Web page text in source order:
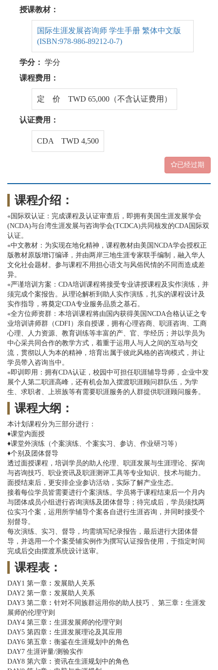
授课教材：
国际生涯发展咨询师 学生手册 繁体中文版
(ISBN:978-986-89212-0-7)
学分： 学分
课程费用：
定 价 TWD 65,000（不含认证费用）
认证费用：
CDA TWD 4,500
已经过期
课程介绍：
«国际双认证：完成课程及认证审查后，即拥有美国生涯发展学会
(NCDA)与台湾生涯发展与咨询学会(TCDCA)共同核发的CDA国际双
认证。
«中文教材：为实现在地化精神，课程教材由美国NCDA学会授权正
版教材原版增订编译，并由两岸三地生涯专家联手编制，融入华人
文化社会题材。参与课程不用担心语文与风俗民情的不同而造成差
异。
«严谨培训方案：CDA培训课程将接受专业讲授课程及实作演练，并
须完成个案报告。从理论解析到助人实作演练，扎实的课程设计及
实作指导，将奠定CDA专业服务品质之基石。
«全方位师资群：本培训课程将由国内获得美国NCDA合格认证之专
业培训讲师群（CDFI）亲自授课，拥有心理咨商、职涯咨询、工商
心理、人力资源、教育训练等丰富的产、官、学经历；并以学员为
中心采共同合作的教学方式，着重于运用人与人之间的互动与交
流，贯彻以人为本的精神，培育出属于彼此风格的咨询模式，并让
学员带入咨询当中。
«即训即用：拥有CDA认证，校园中可担任职涯辅导导师，企业中发
展个人第二职涯高峰，还有机会加入摆渡职涯顾问群队伍，为学
生、求职者、上班族等有需要职涯服务的人群提供职涯顾问服务。
课程大纲：
本计划课程分为三部分进行：
♦课堂内面授
♦课堂外演练（个案演练、个案实习、参访、作业研习等）
♦个别及团体督导
透过面授课程，培训学员的助人伦理、职涯发展与生涯理论、探询
与咨询技巧、职业资讯及职涯测评工具等专业知识、技术与能力。
面授结束后，更安排企业参访活动，实际了解产业生态。
接着每位学员皆需要进行个案演练。学员将于课程结束后一个月内
与团体成员小组进行咨询演练及团体督导；待完成后，学员须找两
位实习个案，运用所学辅导个案各自进行生涯咨询，并同时接受个
别督导。
每次演练、实习、督导，均需填写纪录报告，最后进行大团体督
导，并选用一个个案受辅实例作为撰写认证报告使用，于指定时间
完成后交由摆渡系统设计送审。
课程表：
DAY1 第一章︰发展助人关系
DAY2 第一章︰发展助人关系
DAY3 第二章︰针对不同族群运用你的助人技巧 、第三章︰生涯发
展师的伦理守则
DAY4 第三章︰生涯发展师的伦理守则
DAY5 第四章︰生涯发展理论及其应用
DAY6 第五章︰衡鉴在生涯规划中的角色
DAY7 生涯评量/测验实作
DAY8 第六章︰资讯在生涯规划中的角色